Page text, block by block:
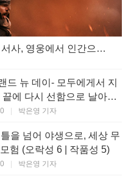
오디세이- IMAX로 부활한 고대 서사, 영웅에서 인간으로의 귀환 (오락성 9 | 작품성 9)
드 뉴 데이- 모두에게서 지
에 다시 선함으로 날아오
작품성 8)
박은영 기자
을 넘어 야생으로, 세상 무
험 (오락성 6 | 작품성 5)
박은영 기자